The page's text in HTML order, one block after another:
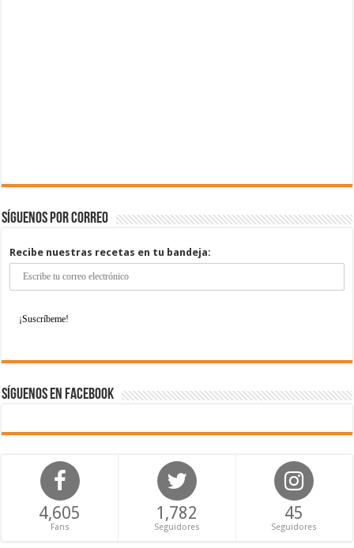
Síguenos por correo
Recibe nuestras recetas en tu bandeja:
Síguenos en Facebook
4,605
Fans
1,782
Seguidores
45
Seguidores